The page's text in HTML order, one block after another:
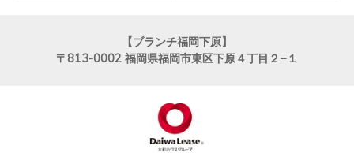
【ブランチ福岡下原】
〒813-0002 福岡県福岡市東区下原４丁目２−１